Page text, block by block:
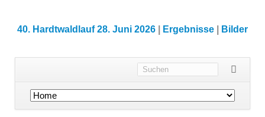
40. Hardtwaldlauf 28. Juni 2026 Ergebnisse Bilder
Navigation